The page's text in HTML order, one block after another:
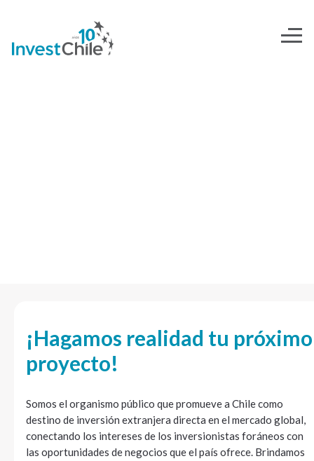
¡Hagamos realidad tu próximo
proyecto!
Somos el organismo público que promueve a Chile como
destino de inversión extranjera directa en el mercado global,
conectando los intereses de los inversionistas foráneos con
las oportunidades de negocios que el país ofrece. Brindamos